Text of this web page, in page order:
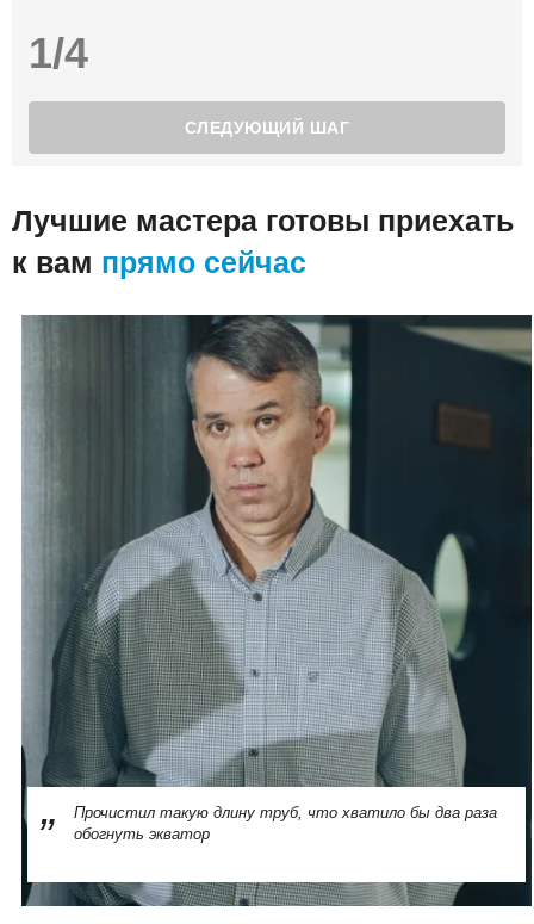
1/4
Лучшие мастера готовы приехать
к вам прямо сейчас
Прочистил такую длину труб, что хватило бы два раза
обогнуть экватор